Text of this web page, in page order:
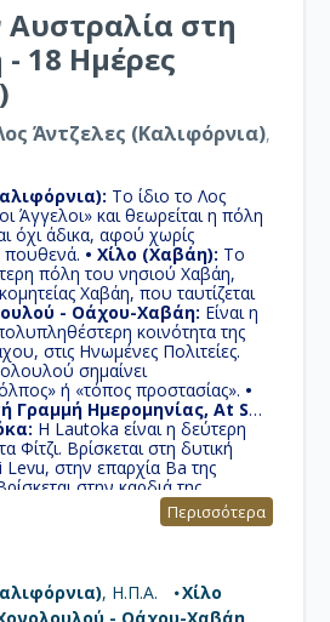
στη
18 Ημέρες
Άντζελες (Καλιφόρνια),
Το ίδιο το Λος
Άγγελοι» και θεωρείται η πόλη
όχι άδικα, αφού χωρίς
πουθενά. • Χίλο (Χαβάη): Το
πόλη του νησιού Χαβάη,
Χαβάη, που ταυτίζεται
- Οάχου-Χαβάη: Είναι η
κοινότητα της
στις Ηνωμένες Πολιτείες.
σημαίνει
ή «τόπος προστασίας». •
Γραμμή Ημερομηνίας, At Sea
Η Lautoka είναι η δεύτερη
Φίτζι. Βρίσκεται στη δυτική
στην επαρχία Ba της
στην καρδιά της
ζαχαροκάλαμου των Φίτζι, η
• Νουμέα:
Νέας Καληδονίας.
λιμάνι βαθέων
ως το κύριο λιμάνι.
των Ευρωπαίων,
Περισσότερα
, Η.Π.Α.
Χίλο